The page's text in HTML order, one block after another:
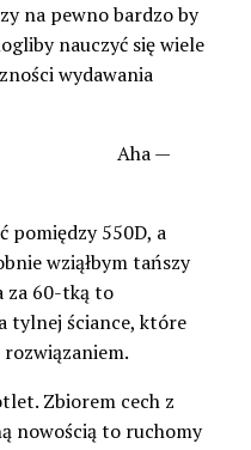
na pewno bardzo by
nauczyć się wiele
wydawania
Aha —
pomiędzy 550D, a
wziąłbym tańszy
za 60-tką to
tylnej ściance, które
Zbiorem cech z
nowością to ruchomy